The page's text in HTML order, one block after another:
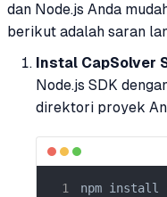
dan Node.js Anda
berikut adalah saran
Instal CapSolver
Node.js SDK
direktori proyek
npm install